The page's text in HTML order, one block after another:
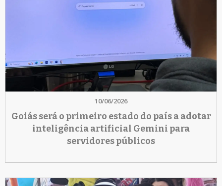
10/06/2026
Goiás será o primeiro estado do país a adotar
inteligência artificial Gemini para
servidores públicos